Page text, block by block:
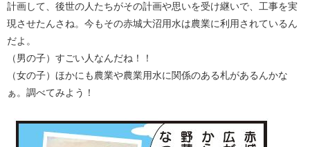
計画して、後世の人たちがその計画や思いを受け継いで、工事を実
現させたんさね。今もその赤城大沼用水は農業に利用されているん
だよ。
（男の子）すごい人なんだね！！
（女の子）ほかにも農業や農業用水に関係のある札があるんかな
ぁ。調べてみよう！